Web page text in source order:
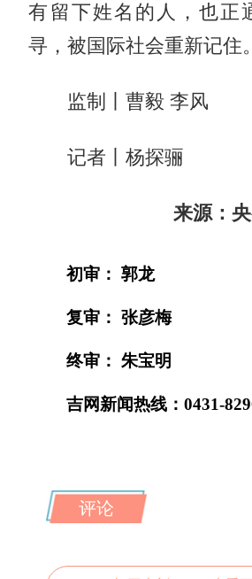
有留下姓名的人，也正
寻，被国际社会重新记住。
监制丨曹毅 李风
记者丨杨探骊
来源：
初审： 郭龙
复审： 张彦梅
终审： 朱宝明
吉网新闻热线：0431-
评论